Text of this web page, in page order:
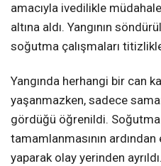
amacıyla ivedilikle
altına aldı. Yangının
soğutma çalışmaları
Yangında herhangi bir can
yaşanmazken, sadece
gördüğü öğrenildi. Soğutma
tamamlanmasının
yaparak olay yerinden ayrıldı.